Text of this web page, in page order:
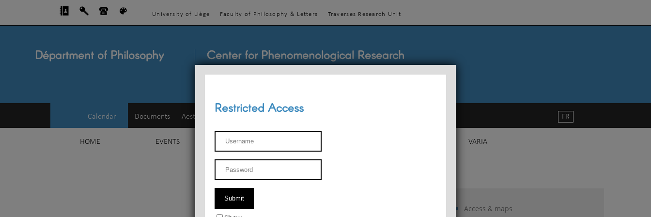
University of Liège Faculty of Philosophy & Letters Traverses Research Unit
Départment of Philosophy Center for Phenomenological Research
Calendar Documents Aesthetics
HOME EVENTS TEACHINGS VARIA
FR
Access & maps
Restricted Access